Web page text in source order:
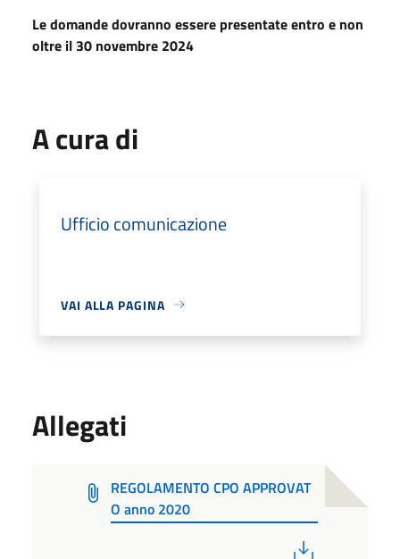
Le domande dovranno essere presentate entro e non
oltre il 30 novembre 2024
A cura di
Ufficio comunicazione
VAI ALLA PAGINA
Allegati
REGOLAMENTO CPO APPROVAT
O anno 2020